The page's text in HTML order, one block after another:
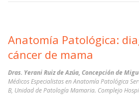
Anatomía Patológica:
cáncer de mama
Dras. Yerani Ruiz de Azúa, Concepción de
Médicos Especialistas en Anatomía Patológica
B, Unidad de Patología Mamaria. Complejo